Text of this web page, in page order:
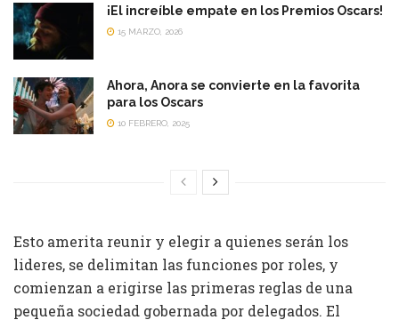
¡El increíble empate en los Premios Oscars!
15 MARZO, 2026
Ahora, Anora se convierte en la favorita
para los Oscars
10 FEBRERO, 2025
Esto amerita reunir y elegir a quienes serán los
lideres, se delimitan las funciones por roles, y
comienzan a erigirse las primeras reglas de una
pequeña sociedad gobernada por delegados. El